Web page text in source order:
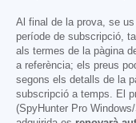
Al final de la prova, se
període de subscripció,
als termes de la pàgina
a referència; els preus
segons els detalls de la
subscripció a temps. El
(SpyHunter Pro